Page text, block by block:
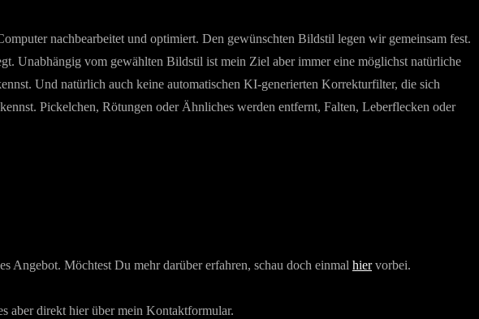
nachbearbeitet und optimiert. Den gewünschten Bildstil legen wir gemeinsam fest.
Unabhängig vom gewählten Bildstil ist mein Ziel aber immer eine möglichst natürliche
Und natürlich auch keine automatischen KI-generierten Korrekturfilter, die sich
Pickelchen, Rötungen oder Ähnliches werden entfernt, Falten, Leberflecken oder
Angebot. Möchtest Du mehr darüber erfahren, schau doch einmal hiervorbei.
aber direkt hier über mein Kontaktformular.